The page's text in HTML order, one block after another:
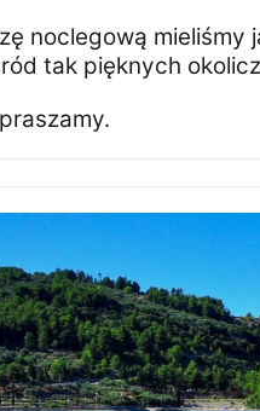
noclegową mieliśmy
tak pięknych